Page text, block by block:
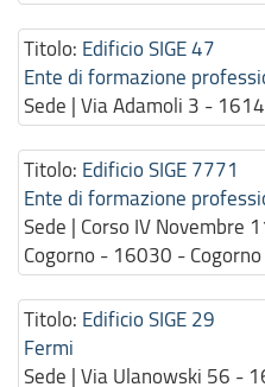
Titolo: Edificio SIGE 47
Ente di formazione
Sede | Via Adamoli 3 -
Titolo: Edificio SIGE 7771
Ente di formazione
Sede | Corso IV Novembre
Cogorno - 16030 - Cogorno
Titolo: Edificio SIGE 29
Fermi
Sede | Via Ulanowski 56 -